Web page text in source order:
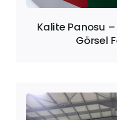
Kalite Panosu
Görsel